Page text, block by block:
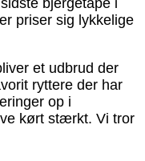
priser sig lykkelige
et udbrud der
ryttere der har
op i
kørt stærkt. Vi tror